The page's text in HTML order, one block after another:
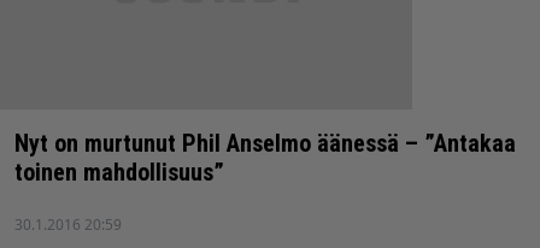
Nyt on murtunut Phil Anselmo äänessä – ”Antakaa
toinen mahdollisuus”
30.1.2016 20:59